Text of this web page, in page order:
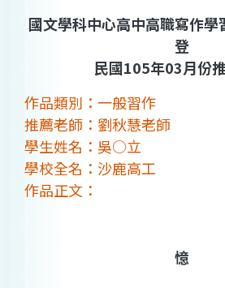
國文學科中心高中高職寫作學
登
民國105年03月份
作品類別：一般習作
推薦老師：劉秋慧老師
學生姓名：吳○立
學校全名：沙鹿高工
作品正文：
憶